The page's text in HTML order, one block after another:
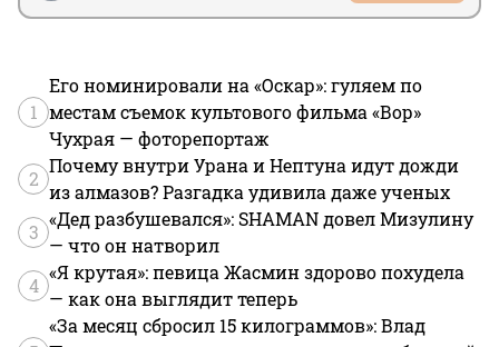
1
Его номинировали на «Оскар»: гуляем по
местам съемок культового фильма «Вор»
Чухрая — фоторепортаж
2
Почему внутри Урана и Нептуна идут дожди
из алмазов? Разгадка удивила даже ученых
3
«Дед разбушевался»: SHAMAN довел Мизулину
— что он натворил
4
«Я крутая»: певица Жасмин здорово похудела
— как она выглядит теперь
«За месяц сбросил 15 килограммов»: Влад